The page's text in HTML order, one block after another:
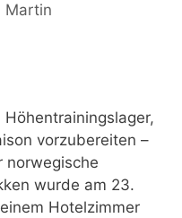
Martin
vorzubereiten –
norwegische
wurde am 23.
Hotelzimmer